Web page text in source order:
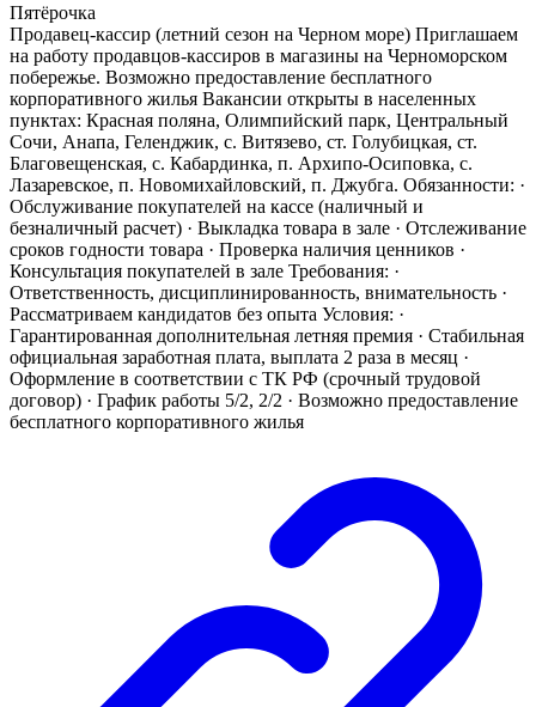
Пятёрочка
Продавец-кассир (летний сезон на Черном море) Приглашаем
на работу продавцов-кассиров в магазины на Черноморском
побережье. Возможно предоставление бесплатного
корпоративного жилья Вакансии открыты в населенных
пунктах: Красная поляна, Олимпийский парк, Центральный
Сочи, Анапа, Геленджик, с. Витязево, ст. Голубицкая, ст.
Благовещенская, с. Кабардинка, п. Архипо-Осиповка, с.
Лазаревское, п. Новомихайловский, п. Джубга. Обязанности: ·
Обслуживание покупателей на кассе (наличный и
безналичный расчет) · Выкладка товара в зале · Отслеживание
сроков годности товара · Проверка наличия ценников ·
Консультация покупателей в зале Требования: ·
Ответственность, дисциплинированность, внимательность ·
Рассматриваем кандидатов без опыта Условия: ·
Гарантированная дополнительная летняя премия · Стабильная
официальная заработная плата, выплата 2 раза в месяц ·
Оформление в соответствии с ТК РФ (срочный трудовой
договор) · График работы 5/2, 2/2 · Возможно предоставление
бесплатного корпоративного жилья